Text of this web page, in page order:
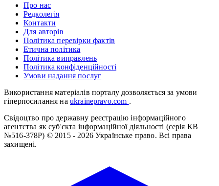
Про нас
Редколегія
Контакти
Для авторів
Політика перевірки фактів
Етична політика
Політика виправлень
Політика конфіденційності
Умови надання послуг
Використання матеріалів порталу дозволяється за умови
гіперпосилання на ukrainepravo.com .
Свідоцтво про державну реєстрацію інформаційного
агентства як суб'єкта інформаційної діяльності (серія КВ
№516-378Р) © 2015 - 2026 Українське право. Всі права
захищені.